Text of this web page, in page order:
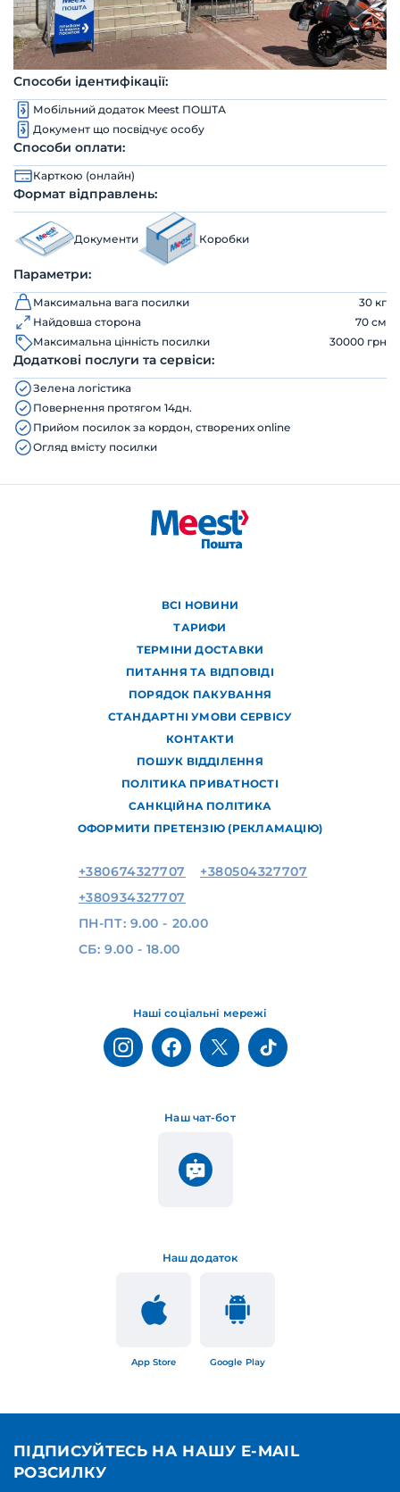
Способи ідентифікації:
Мобільний додаток Meest ПОШТА
Документ що посвідчує особу
Способи оплати:
Карткою (онлайн)
Формат відправлень:
Документи Коробки
Параметри:
Максимальна вага посилки
30 кг
Найдовша сторона
70 см
Максимальна цінність посилки
30000 грн
Додаткові послуги та сервіси:
Зелена логістика
Повернення протягом 14дн.
Прийом посилок за кордон, створених online
Огляд вмісту посилки
ВСІ НОВИНИ
ТАРИФИ
ТЕРМІНИ ДОСТАВКИ
ПИТАННЯ ТА ВІДПОВІДІ
ПОРЯДОК ПАКУВАННЯ
СТАНДАРТНІ УМОВИ СЕРВІСУ
КОНТАКТИ
ПОШУК ВІДДІЛЕННЯ
ПОЛІТИКА ПРИВАТНОСТІ
САНКЦІЙНА ПОЛІТИКА
ОФОРМИТИ ПРЕТЕНЗІЮ (РЕКЛАМАЦІЮ)
Наш додаток
App Store Google Play
Наш чат-бот
Наші соціальні мережі
+380674327707
+380504327707
+380934327707
ПН-ПТ: 9.00 - 20.00
СБ: 9.00 - 18.00
ПІДПИСУЙТЕСЬ НА НАШУ E-MAIL
РОЗСИЛКУ